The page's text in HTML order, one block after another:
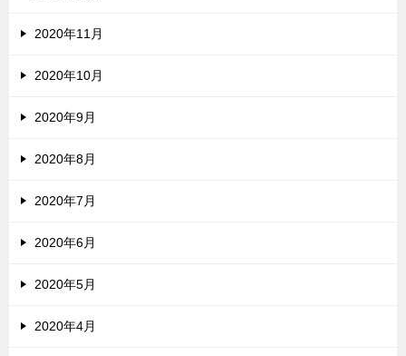
2020年11月
2020年10月
2020年9月
2020年8月
2020年7月
2020年6月
2020年5月
2020年4月